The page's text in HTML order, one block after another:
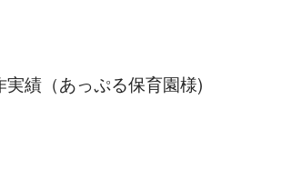
績（あっぷる保育園様)